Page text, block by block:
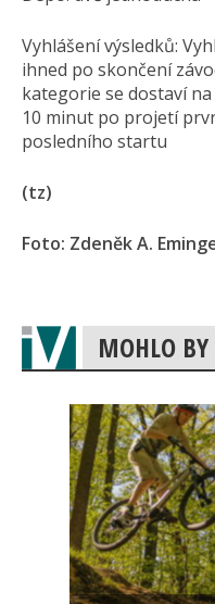
Vyhlášení výsledků:
ihned po skončení
kategorie se dostaví
10 minut po projetí
posledního startu
(tz)
Foto: Zdeněk A.
MOHLO